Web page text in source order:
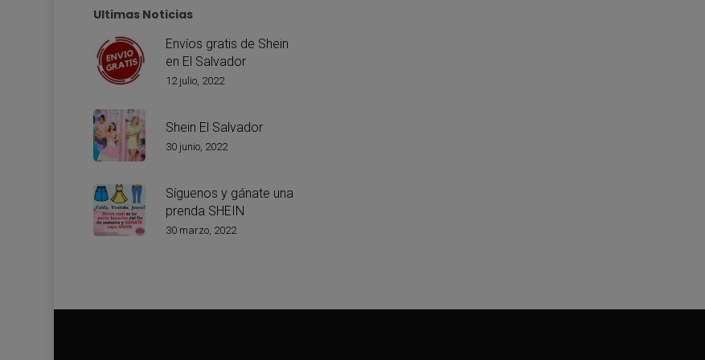
Ultimas Noticias
Envíos gratis de Shein
en El Salvador
12 julio, 2022
Shein El Salvador
30 junio, 2022
Síguenos y gánate una
prenda SHEIN
30 marzo, 2022